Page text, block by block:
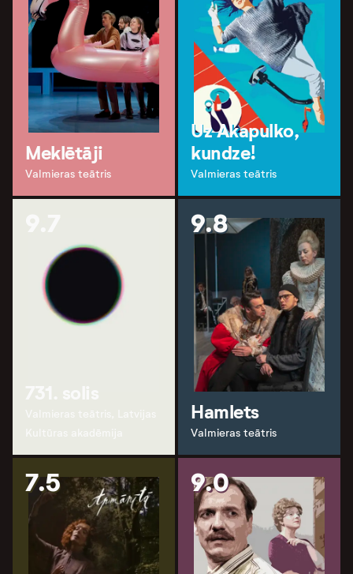
Meklētāji
Valmieras teātris
Uz Akapulko,
kundze!
Valmieras teātris
9.7
731. solis
9.8
Hamlets
Valmieras teātris
7.5 9.0